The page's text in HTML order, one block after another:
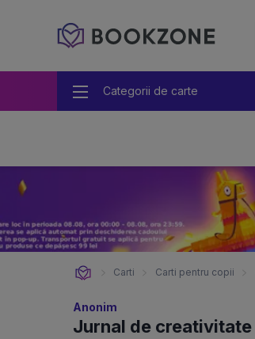
Categorii de carte
Carti Carti pentru copii
Anonim
Jurnal de creativitate